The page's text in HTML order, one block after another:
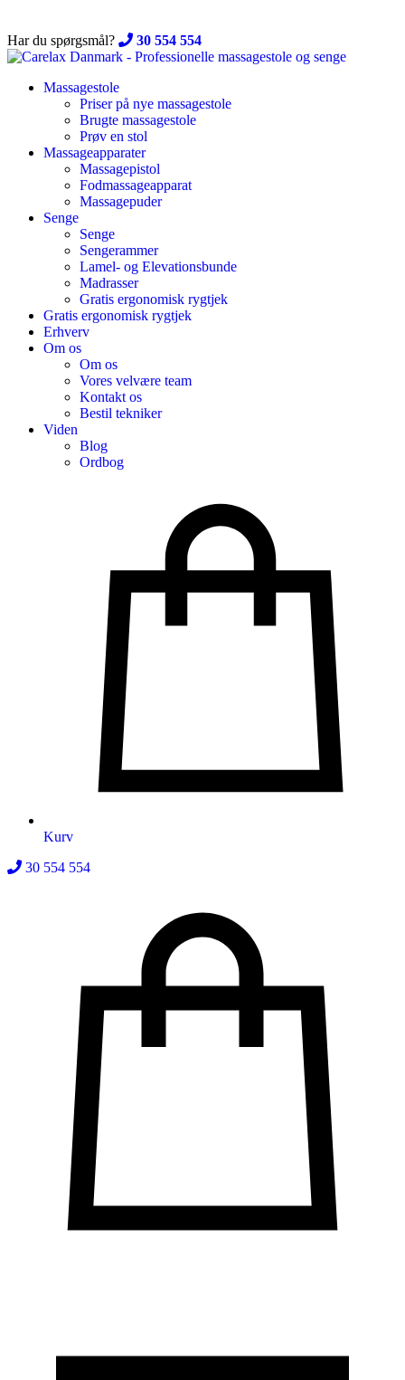
content
Har du spørgsmål? 30 554 554
Massagestole
Priser på nye massagestole
Brugte massagestole
Prøv en stol
Massageapparater
Massagepistol
Fodmassageapparat
Massagepuder
Senge
Senge
Sengerammer
Lamel- og Elevationsbunde
Madrasser
Gratis ergonomisk rygtjek
Gratis ergonomisk rygtjek
Erhverv
Om os
Om os
Vores velvære team
Kontakt os
Bestil tekniker
Viden
Blog
Ordbog
Kurv
30 554 554